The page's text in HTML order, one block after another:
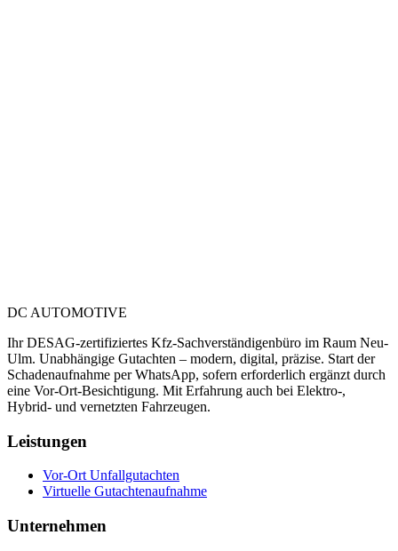
DC AUTOMOTIVE
Ihr DESAG-zertifiziertes Kfz-Sachverständigenbüro im Raum Neu-
Ulm. Unabhängige Gutachten – modern, digital, präzise. Start der
Schadenaufnahme per WhatsApp, sofern erforderlich ergänzt durch
eine Vor-Ort-Besichtigung. Mit Erfahrung auch bei Elektro-,
Hybrid- und vernetzten Fahrzeugen.
Leistungen
Vor-Ort Unfallgutachten
Virtuelle Gutachtenaufnahme
Unternehmen